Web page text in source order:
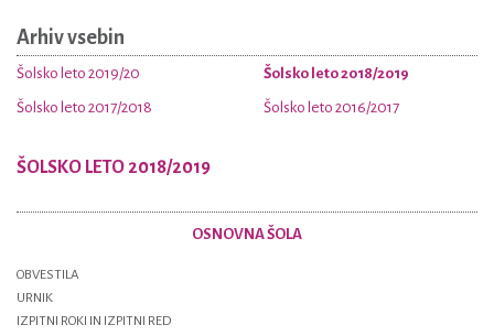
Arhiv vsebin
Šolsko leto 2019/20 Šolsko leto 2018/2019
Šolsko leto 2017/2018 Šolsko leto 2016/2017
ŠOLSKO LETO 2018/2019
OSNOVNA ŠOLA
OBVESTILA
URNIK
IZPITNI ROKI IN IZPITNI RED